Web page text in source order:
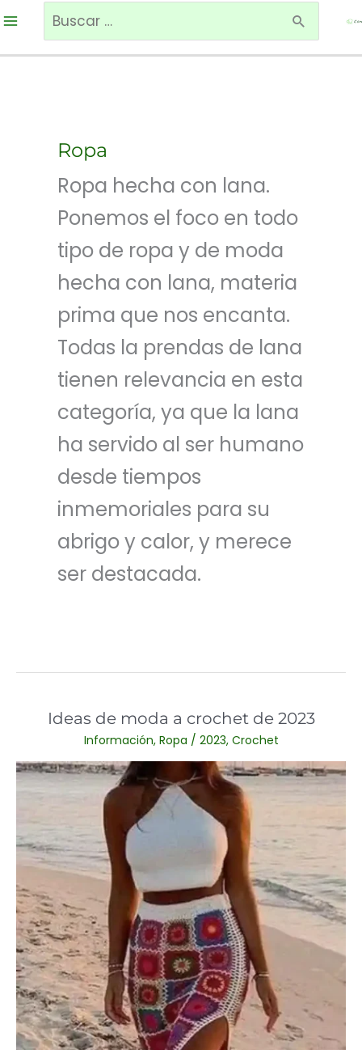
contenido
Buscar
Ropa
Ropa hecha con lana.
Ponemos el foco en todo
tipo de ropa y de moda
hecha con lana, materia
prima que nos encanta.
Todas la prendas de lana
tienen relevancia en esta
categoría, ya que la lana
ha servido al ser humano
desde tiempos
inmemoriales para su
abrigo y calor, y merece
ser destacada.
Ideas de moda a crochet de 2023
Información, Ropa / 2023, Crochet